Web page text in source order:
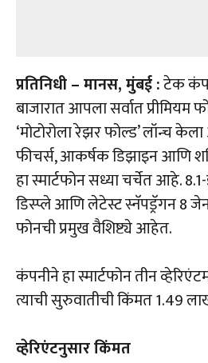
प्रतिनिधी – मानस, मुंबई :टेक
बाजारात आपला सर्वात प्रीमियम
‘मोटोरोला रेझर फोल्ड’ लॉन्च
फीचर्स, आकर्षक डिझाइन आणि
हा स्मार्टफोन सध्या चर्चेत आहे.
डिस्प्ले आणि लेटेस्ट स्नॅपड्रॅगन 8
फोनची प्रमुख वैशिष्ट्ये आहेत.
कंपनीने हा स्मार्टफोन तीन
त्याची सुरुवातीची किंमत ₹1.49
व्हेरिएंटनुसार किंमत